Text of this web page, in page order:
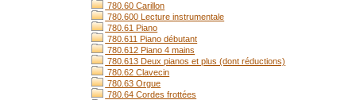
780.60 Carillon
780.600 Lecture instrumentale
780.61 Piano
780.611 Piano débutant
780.612 Piano 4 mains
780.613 Deux pianos et plus (dont réductions)
780.62 Clavecin
780.63 Orgue
780.64 Cordes frottées